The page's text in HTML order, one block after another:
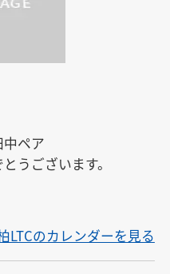
ペア
うございます。
LTCのカレンダーを見る